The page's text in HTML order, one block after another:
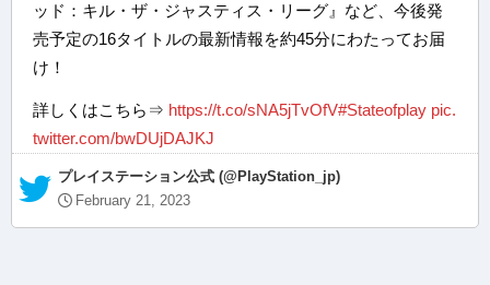
ッド：キル・ザ・ジャスティス・リーグ』など、今後発
売予定の16タイトルの最新情報を約45分にわたってお届
け！
詳しくはこちら⇒ https://t.co/sNA5jTvOfV#Stateofplay pic.
twitter.com/bwDUjDAJKJ
— プレイステーション公式 (@PlayStation_jp)
February 21, 2023